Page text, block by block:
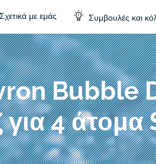
Σχετικά με εμάς Συμβουλές και
Bubble
4 άτομα